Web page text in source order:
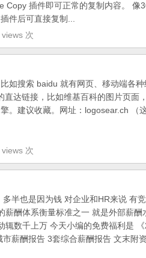
Copy 插件即可正常的复制内容。 像
件后可直接复制...
次
如搜索 baidu 就有网页、移动端各
达链接，比如维基百科的图片页面
。建议收藏。网址：logosear.ch （
次
半也是因为钱 对企业和HR来说 有
薪酬体系衡量标准之一 就是外部薪酬
辄数千上万 今天小编的免费福利是
薪酬报告 3套综合薪酬报告 文末附